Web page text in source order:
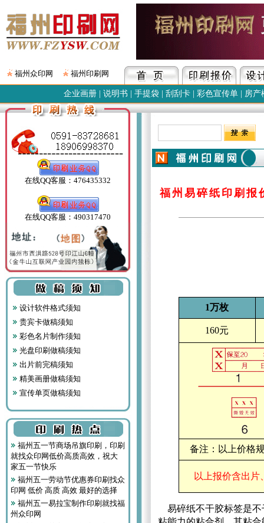
福州众印网 福州印刷网
企业画册| 说明书 手提袋| 刮刮卡| 彩色宣传单| 房产
在线QQ客服：476435332
在线QQ客服：490317470
设计软件格式须知
贵宾卡做稿须知
彩色名片制作须知
光盘印刷做稿须知
出片前完稿须知
精美画册做稿须知
宣传单页做稿须知
福州五一节商场吊旗印刷，印刷
就找众印网低价高质高效，祝大
家五一节快乐
福州五一劳动节优惠券印刷找众
印网 低价 高质 高效 最好的选择
福州五一易拉宝制作印刷就找福
州众印网
福州易碎纸印刷报
1万枚
160元
备注：以上价格
以上报价含出片
易碎纸不干胶标签是不